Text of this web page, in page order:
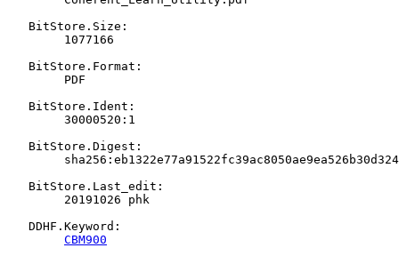
   BitStore.Size:
   BitStore.Format:
   BitStore.Ident:
   BitStore.Digest:
   BitStore.Last_edit:
   DDHF.Keyword:
CBM900